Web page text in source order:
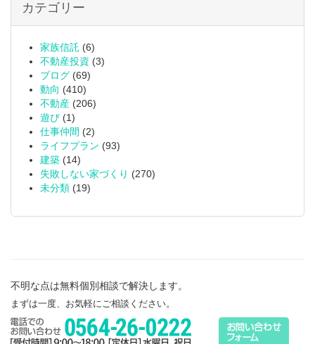
カテゴリー
家族信託 (6)
不動産投資 (3)
ブログ (69)
動向 (410)
不動産 (206)
遊び (1)
仕事仲間 (2)
ライフプラン (93)
建築 (14)
失敗しない家づくり (270)
未分類 (19)
不明な点は無料個別相談で解決します。
まずは一度、お気軽にご相談ください。